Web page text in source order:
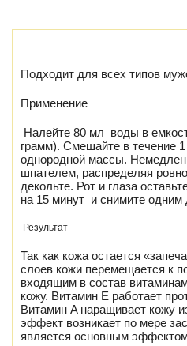
Подходит для всех типов
Применение
Налейте 80 мл воды в
грамм). Смешайте в течение
однородной массы.
шпателем, распределяя
декольте. Рот и глаза
на 15 минут и снимите одним
Результат
Так как кожа остается
слоев кожи перемещается к
входящим в состав
кожу. Витамин Е работает
Витамин A наращивает кожу
эффект возникает по мере
является основным